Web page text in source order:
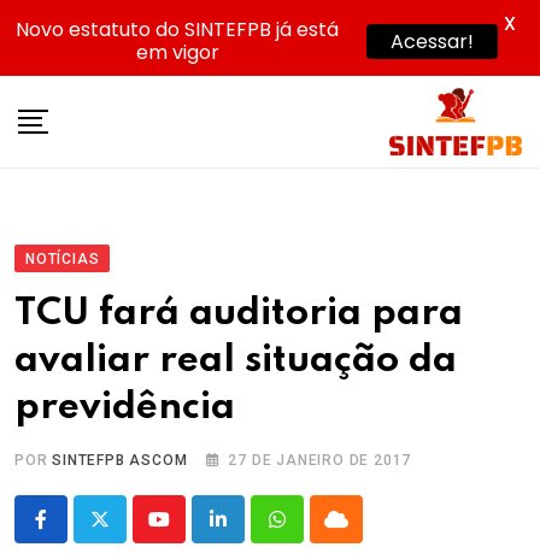
NOTÍCIAS
TCU fará auditoria para
avaliar real situação da
previdência
PORSINTEFPB ASCOM 27 DE JANEIRO DE 2017
YoutubeLinkedInWhatsappCloud
Novo estatuto do SINTEFPB já está
em vigor
Acessar!
X